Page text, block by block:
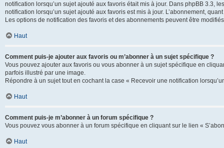
notification lorsqu’un sujet ajouté aux favoris était mis à jour. Dans phpBB 3.3,
notification lorsqu’un sujet ajouté aux favoris est mis à jour. L’abonnement,
Les options de notification des favoris et des abonnements peuvent être
Haut
Comment puis-je ajouter aux favoris ou m’abonner à un sujet spécifique ?
Vous pouvez ajouter aux favoris ou vous abonner à un sujet spécifique en
parfois illustré par une image.
Répondre à un sujet tout en cochant la case « Recevoir une notification
Haut
Comment puis-je m’abonner à un forum spécifique ?
Vous pouvez vous abonner à un forum spécifique en cliquant sur le lien «
Haut